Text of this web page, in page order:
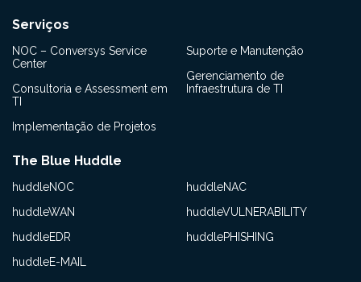
Serviços
NOC – Conversys Service
Center
Consultoria e Assessment em
TI
Implementação de Projetos
Suporte e Manutenção
Gerenciamento de
Infraestrutura de TI
The Blue Huddle
huddleNOC
huddleWAN
huddleEDR
huddleE-MAIL
huddleNAC
huddleVULNERABILITY
huddlePHISHING